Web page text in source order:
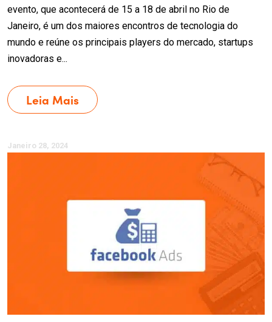
evento, que acontecerá de 15 a 18 de abril no Rio de
Janeiro, é um dos maiores encontros de tecnologia do
mundo e reúne os principais players do mercado, startups
inovadoras e...
Leia Mais
Janeiro 28, 2024